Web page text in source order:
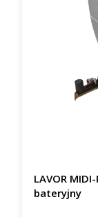
LAVOR
bateryjny